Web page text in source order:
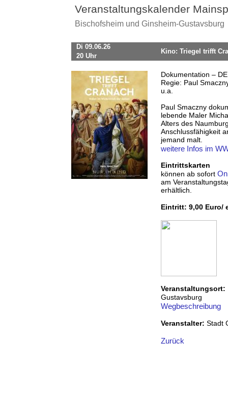
Veranstaltungskalender
Bischofsheim und Ginsheim-Gustavsburg
Di 09.06.26
20 Uhr
Kino: Triegel trifft
Dokumentation –
Regie: Paul
u.a.
Paul Smaczny
lebende Maler
Alters des
Anschlussfähigkeit
jemand malt.
weitere Infos im
Eintrittskarten
können ab sofort
am
erhältlich.
Eintritt: 9,00 Euro/
Veranstaltungsort:
Gustavsburg
Wegbeschreibung
Veranstalter: Stadt
Zurück